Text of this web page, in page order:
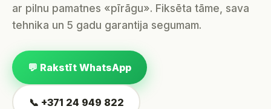
ar pilnu pamatnes «pīrāgu». Fiksēta tāme, sava
tehnika un 5 gadu garantija segumam.
💬 Rakstīt WhatsApp
📞 +371 24 949 822